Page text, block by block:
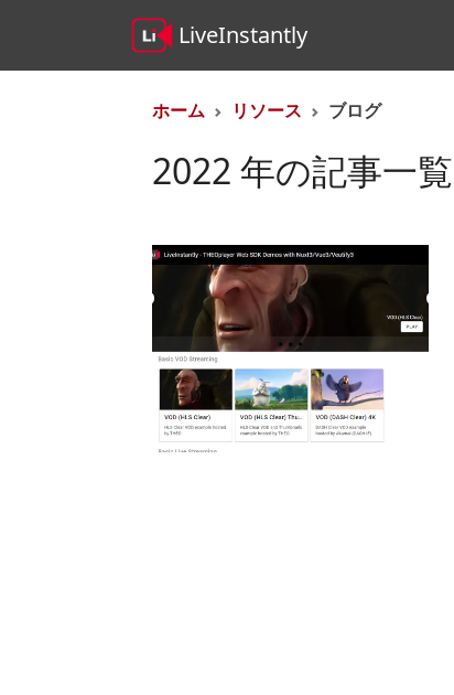
LiveInstantly
ホーム リソース ブログ
2022 年の記事一覧